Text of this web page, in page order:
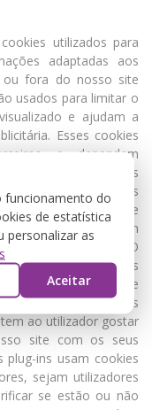
utilizados para
adaptadas aos
ou fora do nosso site
usados para limitar o
e ajudam a
Esses cookies
e dependem
Cookies e plug-ins
cookies sociais
partilhem páginas e
terceiros. Permitem
nas redes sociais. O
sociais. Os plug-ins
de páginas e
nas diversas
ao utilizador gostar
site com os seus
plug-ins usam cookies
sejam utilizadores
se estão ou não
funcionamento do
de estatística
personalizar as
Aceitar